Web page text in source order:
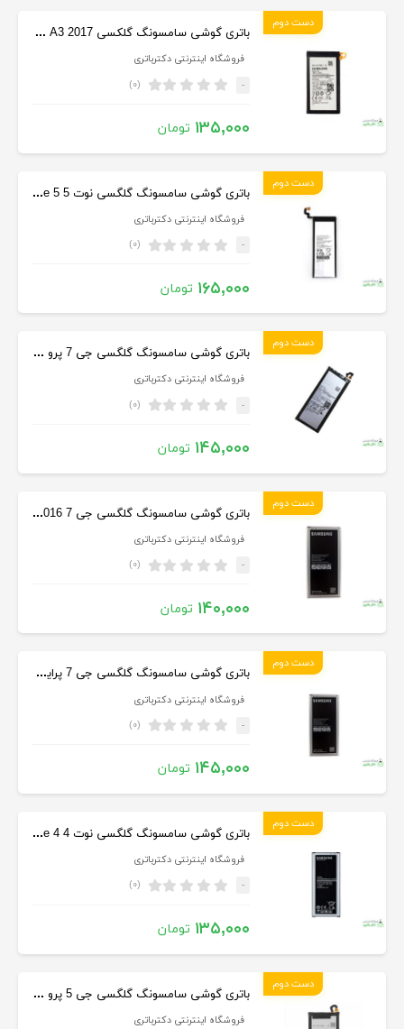
دست دوم
باتری گوشی سامسونگ گلکسی Samsung Galaxy A3 2017
فروشگاه اینترنتی دکترباتری
- (۰)
۱۳۵,۰۰۰ تومان
دست دوم
باتری گوشی سامسونگ گلگسی نوت 5 Samsung Galaxy Note 5
فروشگاه اینترنتی دکترباتری
- (۰)
۱۶۵,۰۰۰ تومان
دست دوم
باتری گوشی سامسونگ گلگسی جی 7 پرو Samsung Galaxy J7 Pro
فروشگاه اینترنتی دکترباتری
- (۰)
۱۴۵,۰۰۰ تومان
دست دوم
باتری گوشی سامسونگ گلگسی جی 7 Samsung Galaxy J7 2016
فروشگاه اینترنتی دکترباتری
- (۰)
۱۴۰,۰۰۰ تومان
دست دوم
باتری گوشی سامسونگ گلگسی جی 7 پرایم Samsung Galaxy J7 Prime
فروشگاه اینترنتی دکترباتری
- (۰)
۱۴۵,۰۰۰ تومان
دست دوم
باتری گوشی سامسونگ گلگسی نوت 4 Samsung Galaxy Note 4
فروشگاه اینترنتی دکترباتری
- (۰)
۱۳۵,۰۰۰ تومان
دست دوم
باتری گوشی سامسونگ گلگسی جی 5 پرو Samsung Galaxy J5 Pro
فروشگاه اینترنتی دکترباتری